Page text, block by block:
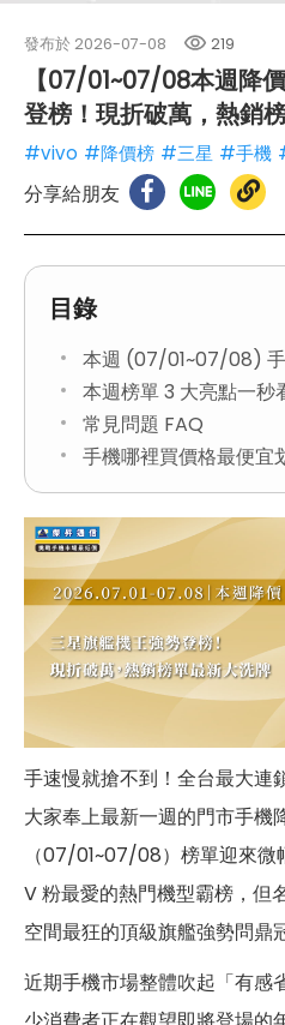
發布於 2026-07-08 219
【07/01~07/08本週降
登榜！現折破萬，熱銷
#vivo #降價榜 #三星 #手機
分享給朋友
目錄
本週 (07/01~07/08)
本週榜單 3 大亮點一秒
常見問題 FAQ
手機哪裡買價格最便宜
手速慢就搶不到！全台最大連
大家奉上最新一週的門市手機
（07/01~07/08）榜單迎來
V 粉最愛的熱門機型霸榜，但
空間最狂的頂級旗艦強勢問鼎
近期手機市場整體吹起「有感